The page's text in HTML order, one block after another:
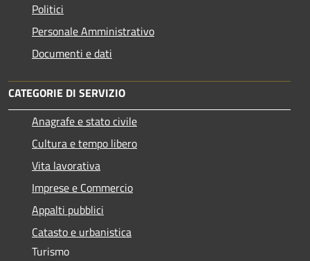
Politici
Personale Amministrativo
Documenti e dati
CATEGORIE DI SERVIZIO
Anagrafe e stato civile
Cultura e tempo libero
Vita lavorativa
Imprese e Commercio
Appalti pubblici
Catasto e urbanistica
Turismo